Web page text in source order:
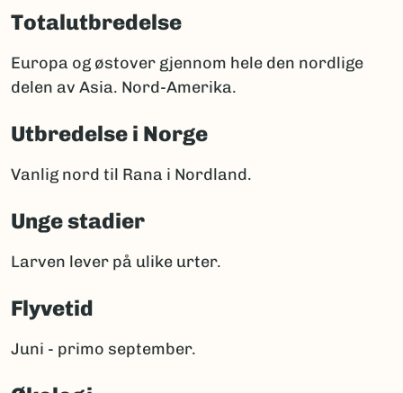
Totalutbredelse
Europa og østover gjennom hele den nordlige
delen av Asia. Nord-Amerika.
Utbredelse i Norge
Vanlig nord til Rana i Nordland.
Unge stadier
Larven lever på ulike urter.
Flyvetid
Juni - primo september.